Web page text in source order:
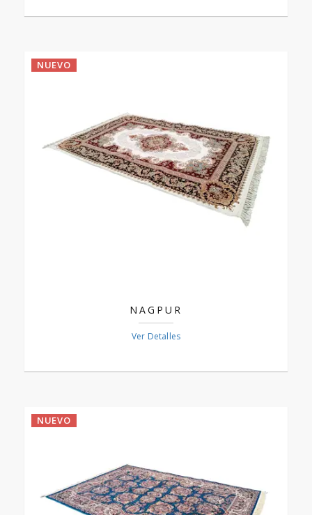
NUEVO
NAGPUR
Ver Detalles
NUEVO